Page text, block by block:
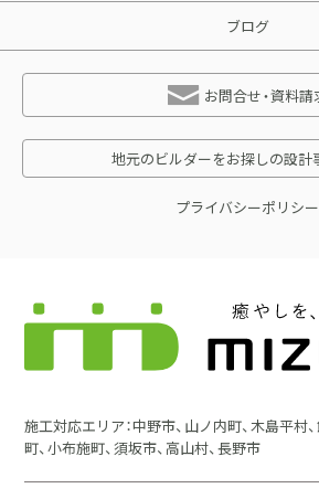
ブログ
お問合せ・資料請
地元のビルダーをお探しの設計
プライバシーポリシー
施工対応エリア：中野市、山ノ内町、木島平村
町、小布施町、須坂市、高山村、長野市